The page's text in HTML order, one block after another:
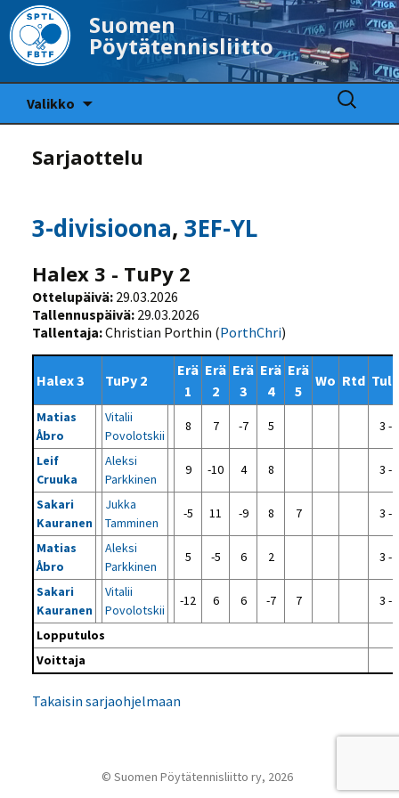
Suomen
Pöytätennisliitto
Valikko
Haku:
Sarjaottelu
3-divisioona,3EF-YL
Halex 3 - TuPy 2
Ottelupäivä: 29.03.2026
Tallennuspäivä: 29.03.2026
Tallentaja:Christian Porthin (PorthChri)
Halex 3 TuPy 2
Erä
1
Erä
2
Erä
3
Erä
4
Erä
5
Wo Rtd
Matias
Åbro
Vitalii
Povolotskii
8 7 -7 5 3 -
Leif
Cruuka
Aleksi
Parkkinen
9 -10 4 8 3 -
Sakari
Kauranen
Jukka
Tamminen
-5 11 -9 8 7 3 -
Matias
Åbro
Aleksi
Parkkinen
5 -5 6 2 3 -
Sakari
Kauranen
Vitalii
Povolotskii
-12 6 6 -7 7 3 -
Lopputulos
Voittaja
Takaisin sarjaohjelmaan
© Suomen Pöytätennisliitto ry, 2026